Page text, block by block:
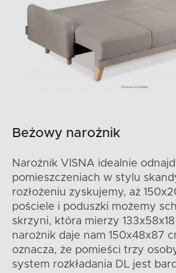
Beżowy narożnik
Narożnik VISNA idealnie
pomieszczeniach w stylu
rozłożeniu zyskujemy, aż
pościele i poduszki możemy
skrzyni, która mierzy
narożnik daje nam 150x48x87
oznacza, że pomieści trzy
system rozkładania DL jest